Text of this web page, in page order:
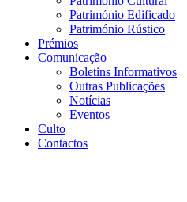
Património Edificado
Património Rústico
Prémios
Comunicação
Boletins Informativos
Outras Publicações
Notícias
Eventos
Culto
Contactos